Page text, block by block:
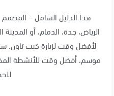
هذا الدليل الشامل –
الرياض، جدة، الدمام، أو
لأفضل وقت لزيارة كيب
موسم، أفضل وقت للأنشطة